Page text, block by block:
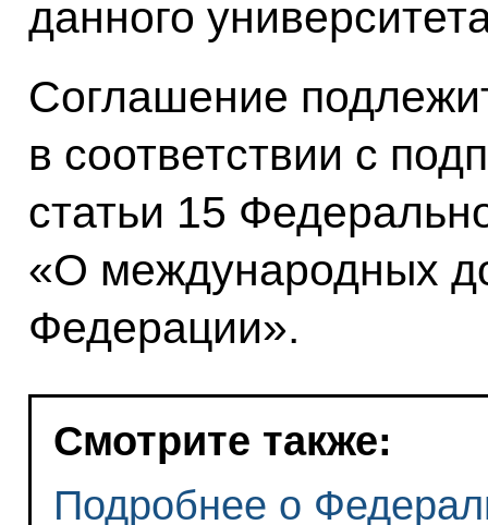
данного
Соглашение
в соответствии с
статьи 15
«О международных
Федерации».
Смотрите также:
Подробнее о